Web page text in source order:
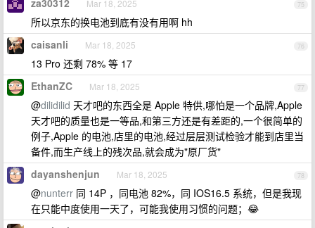
75
za30312 Mar 18, 2025
所以京东的换电池到底有没有用啊 hh
76
caisanli Mar 18, 2025
13 Pro 还剩 78% 等 17
77
EthanZC Mar 18, 2025
@dilidilid 天才吧的东西全是 Apple 特供,哪怕是一个品牌,Apple
天才吧的质量也是一等品,和第三方还是有差距的,一个很简单的
例子,Apple 的电池,店里的电池,经过层层测试检验才能到店里当
备件,而生产线上的残次品,就会成为"原厂货"
78
dayanshenjun Mar 18, 2025
@nunterr 同 14P ，同电池 82%，同 IOS16.5 系统，但是我现
在只能中度使用一天了，可能我使用习惯的问题；😂